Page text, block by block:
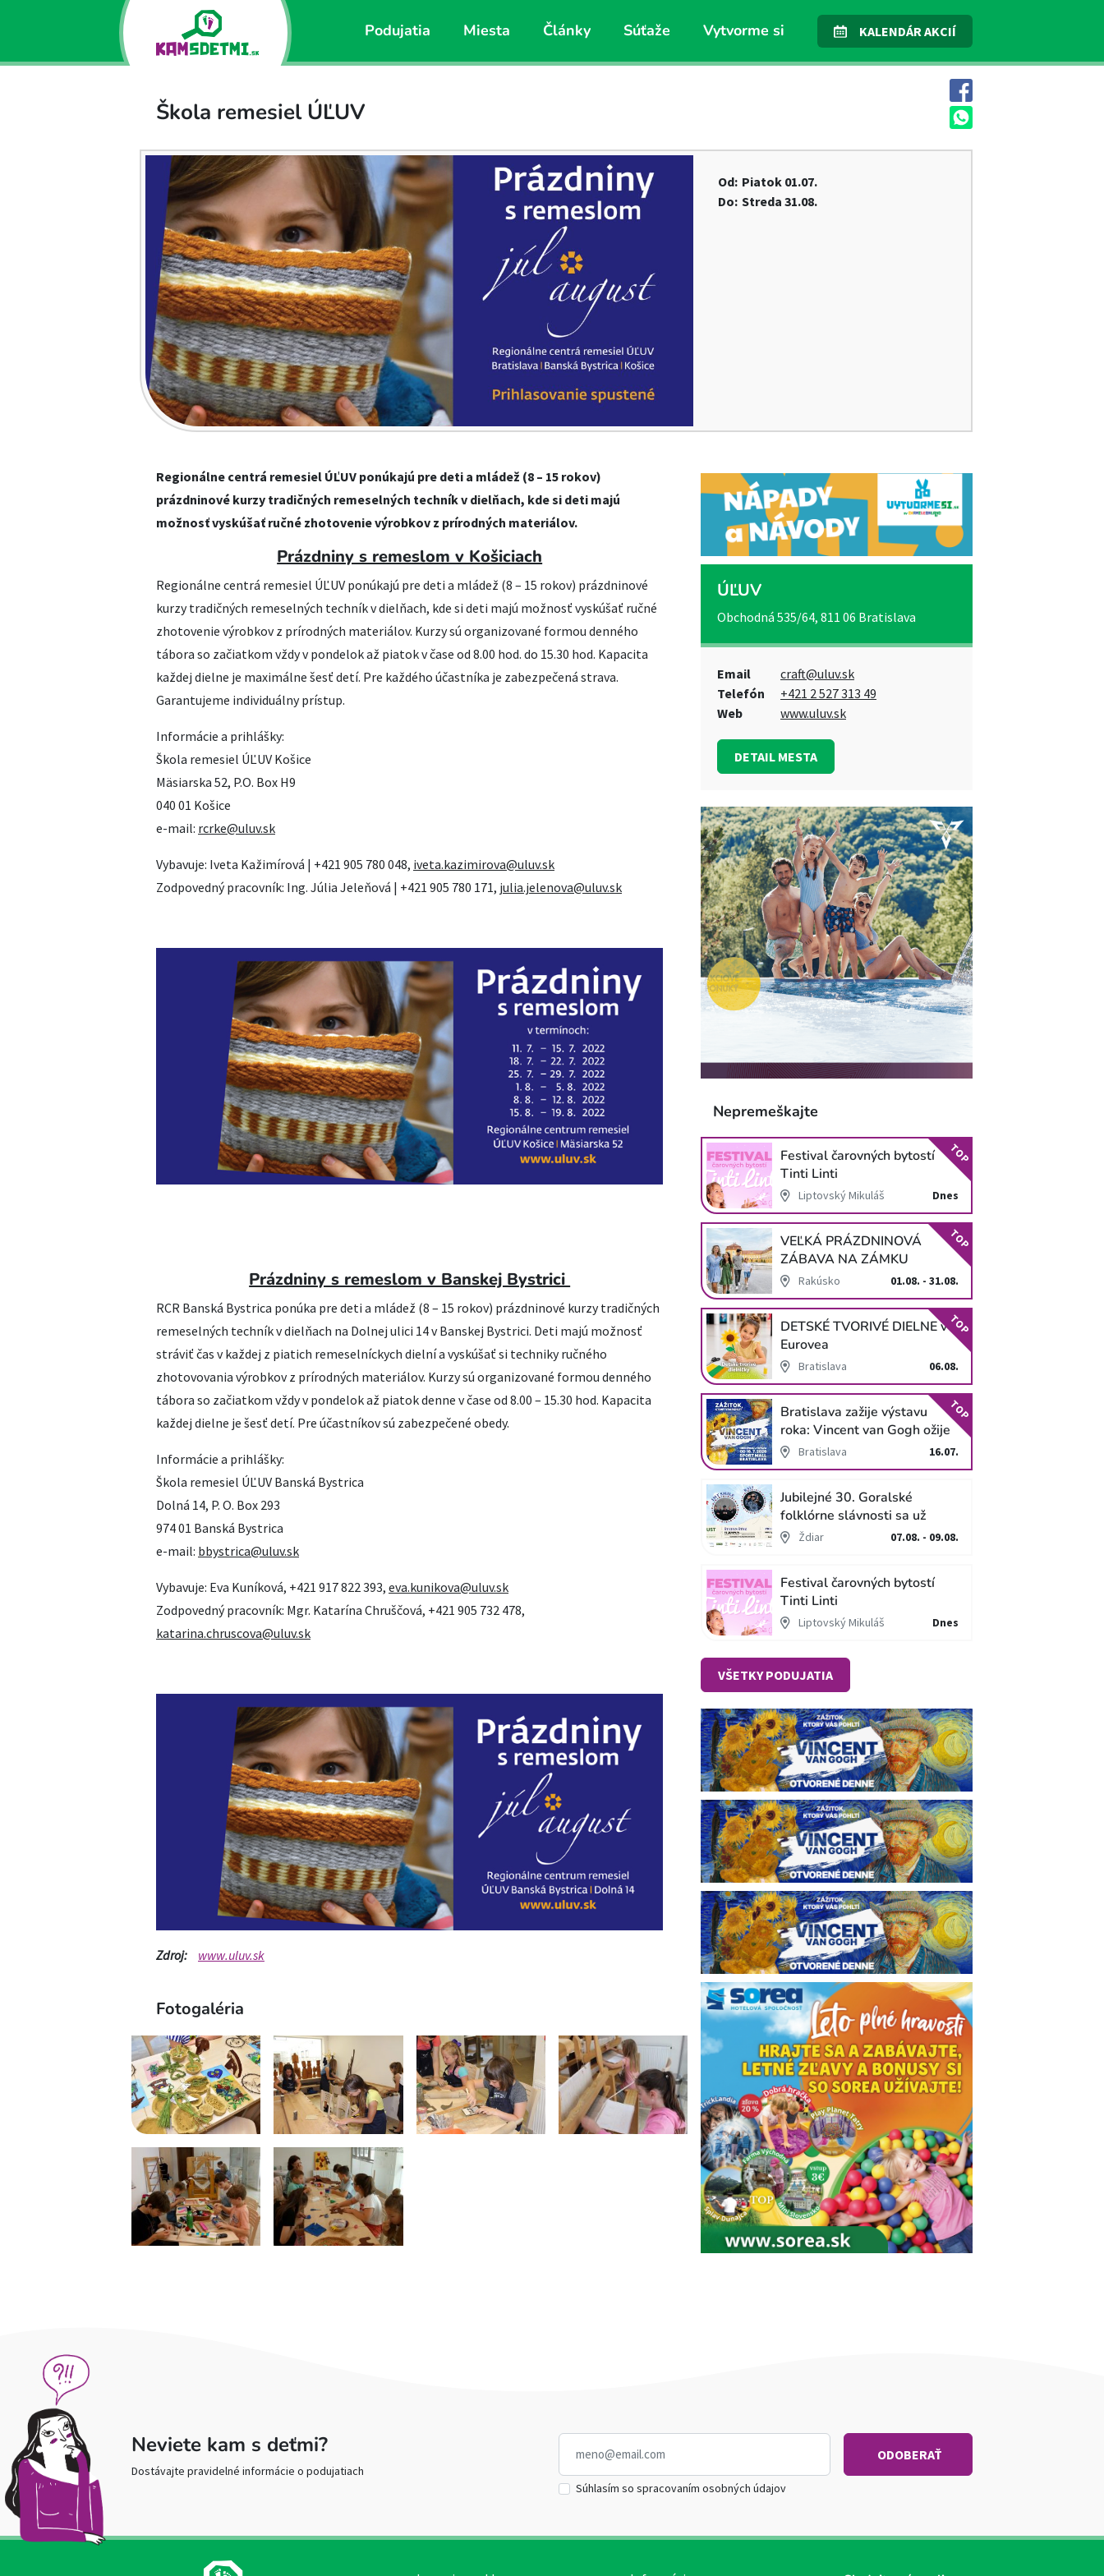
Podujatia Miesta Články Súťaže Vytvorme si KALENDÁR AKCIÍ
Škola remesiel ÚĽUV
Od: Piatok01.07.
Do: Streda 31.08.
Regionálne centrá remesiel ÚĽUV ponúkajú pre deti a mládež (8 – 15 rokov)
prázdninové kurzy tradičných remeselných techník v dielňach, kde si deti majú
možnosť vyskúšať ručné zhotovenie výrobkov z prírodných materiálov.
Prázdniny s remeslom v Košiciach
Regionálne centrá remesiel ÚĽUV ponúkajú pre deti a mládež (8 – 15 rokov) prázdninové
kurzy tradičných remeselných techník v dielňach, kde si deti majú možnosť vyskúšať ručné
zhotovenie výrobkov z prírodných materiálov. Kurzy sú organizované formou denného
tábora so začiatkom vždy v pondelok až piatok v čase od 8.00 hod. do 15.30 hod. Kapacita
každej dielne je maximálne šesť detí. Pre každého účastníka je zabezpečená strava.
Garantujeme individuálny prístup.
Informácie a prihlášky:
Škola remesiel ÚĽUV Košice
Mäsiarska 52, P.O. Box H9
040 01 Košice
e-mail: rcrke@uluv.sk
Vybavuje: Iveta Kažimírová | +421 905 780 048, iveta.kazimirova@uluv.sk
Zodpovedný pracovník: Ing. Júlia Jeleňová | +421 905 780 171, julia.jelenova@uluv.sk
Prázdniny s remeslom v Banskej Bystrici
RCR Banská Bystrica ponúka pre deti a mládež (8 – 15 rokov) prázdninové kurzy tradičných
remeselných techník v dielňach na Dolnej ulici 14 v Banskej Bystrici. Deti majú možnosť
stráviť čas v každej z piatich remeselníckych dielní a vyskúšať si techniky ručného
zhotovovania výrobkov z prírodných materiálov. Kurzy sú organizované formou denného
tábora so začiatkom vždy v pondelok až piatok denne v čase od 8.00 – 15.30 hod. Kapacita
každej dielne je šesť detí. Pre účastníkov sú zabezpečené obedy.
Informácie a prihlášky:
Škola remesiel ÚĽUV Banská Bystrica
Dolná 14, P. O. Box 293
974 01 Banská Bystrica
e-mail: bbystrica@uluv.sk
Vybavuje: Eva Kuníková, +421 917 822 393, eva.kunikova@uluv.sk
Zodpovedný pracovník: Mgr. Katarína Chruščová, +421 905 732 478,
katarina.chruscova@uluv.sk
Zdroj: www.uluv.sk
Fotogaléria
ÚĽUV
Obchodná 535/64, 811 06 Bratislava
Email
craft@uluv.sk
Telefón
+421 2 527 313 49
Web
www.uluv.sk
DETAIL MESTA
Nepremeškajte
Festival čarovných bytostí
Tinti Linti
Liptovský Mikuláš Dnes
TOP
VEĽKÁ PRÁZDNINOVÁ
ZÁBAVA NA ZÁMKU
SCHLOSS HOF
Rakúsko 01.08. - 31.08.
TOP
DETSKÉ TVORIVÉ DIELNE v
Eurovea
Bratislava 06.08.
TOP
Bratislava zažije výstavu
roka: Vincent van Gogh ožije
v unikátnej imerzívnej šou!
Bratislava 16.07.
TOP
Jubilejné 30. Goralské
folklórne slávnosti sa už
blížiaŽdiar 07.08. - 09.08.
Festival čarovných bytostí
Tinti Linti
Liptovský Mikuláš Dnes
VŠETKY PODUJATIA
Neviete kam s deťmi?
Dostávajte pravidelné informácie o podujatiach
Súhlasím so spracovaním osobných údajov